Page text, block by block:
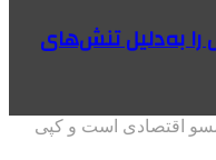
را به‌دلیل تنش‌های
اقتصادی است و کپی